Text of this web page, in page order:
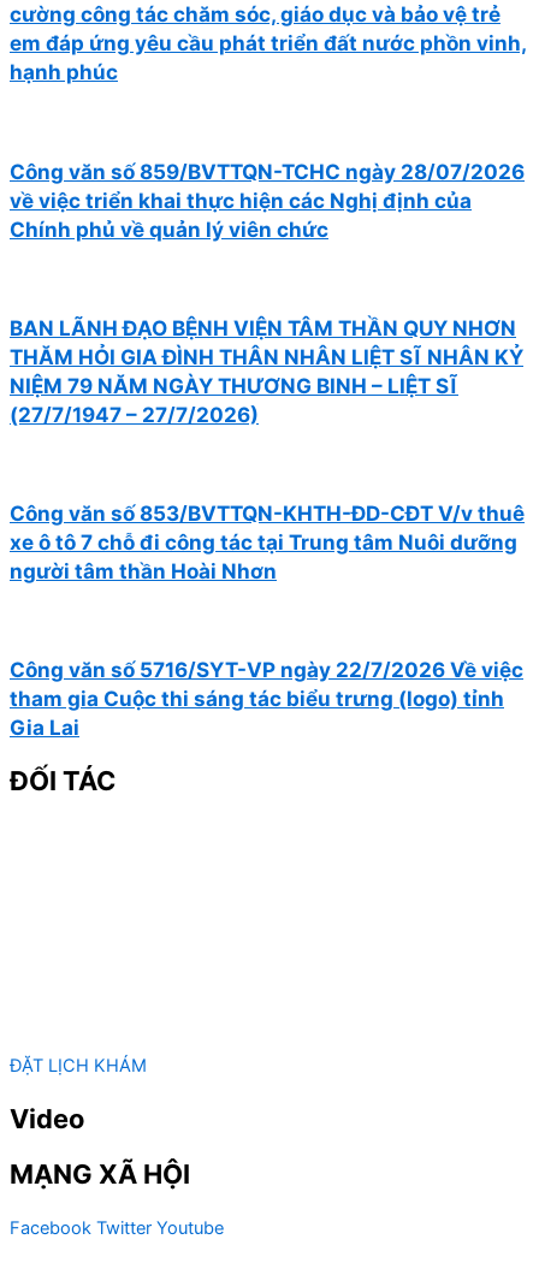
cường công tác chăm sóc, giáo dục và bảo vệ trẻ
em đáp ứng yêu cầu phát triển đất nước phồn vinh,
hạnh phúc
Công văn số 859/BVTTQN-TCHC ngày 28/07/2026
về việc triển khai thực hiện các Nghị định của
Chính phủ về quản lý viên chức
BAN LÃNH ĐẠO BỆNH VIỆN TÂM THẦN QUY NHƠN
THĂM HỎI GIA ĐÌNH THÂN NHÂN LIỆT SĨ NHÂN KỶ
NIỆM 79 NĂM NGÀY THƯƠNG BINH – LIỆT SĨ
(27/7/1947 – 27/7/2026)
Công văn số 853/BVTTQN-KHTH-ĐD-CĐT V/v thuê
xe ô tô 7 chỗ đi công tác tại Trung tâm Nuôi dưỡng
người tâm thần Hoài Nhơn
Công văn số 5716/SYT-VP ngày 22/7/2026 Về việc
tham gia Cuộc thi sáng tác biểu trưng (logo) tỉnh
Gia Lai
ĐỐI TÁC
ĐẶT LỊCH KHÁM
Video
MẠNG XÃ HỘI
Facebook Twitter Youtube